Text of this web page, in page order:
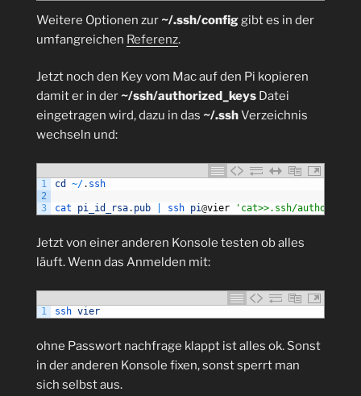
Weitere Optionen zur ~/.ssh/config gibt es in der
umfangreichen Referenz.
Jetzt noch den Key vom Mac auf den Pi kopieren
damit er in der ~/ssh/authorized_keys Datei
eingetragen wird, dazu in das ~/.sshVerzeichnis
wechseln und:
1
2
3
cd ~/. ssh
cat pi_id_rsa. pub ssh pi@vier 'cat>>.ssh/
Jetzt von einer anderen Konsole testen ob alles
läuft. Wenn das Anmelden mit:
1 ssh vier
ohne Passwort nachfrage klappt ist alles ok. Sonst
in der anderen Konsole fixen, sonst sperrt man
sich selbst aus.